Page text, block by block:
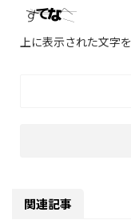
上に表示された文字
関連記事